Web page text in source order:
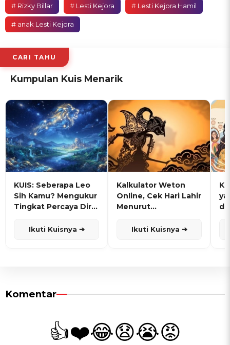
# Rizky Billar # Lesti Kejora # Lesti Kejora Hamil
# anak Lesti Kejora
CARI TAHU
Kumpulan Kuis Menarik
KUIS: Seberapa Leo
Sih Kamu? Mengukur
Tingkat Percaya Diri
Ikuti Kuisnya ➔
Kalkulator Weton
Online, Cek Hari Lahir
Menurut
Ikuti Kuisnya ➔
Komentar
👍❤️😂😧😭😡